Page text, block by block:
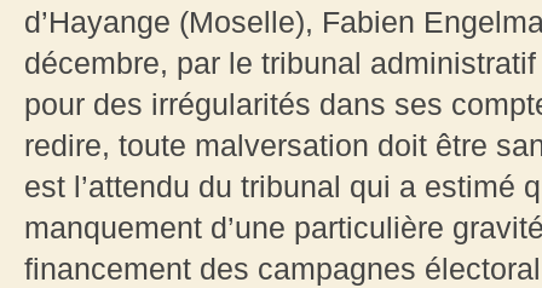
d’Hayange (Moselle), Fabien
décembre, par le tribunal
pour des irrégularités dans ses
redire, toute malversation doit être
est l’attendu du tribunal qui a estimé
manquement d’une particulière
financement des campagnes